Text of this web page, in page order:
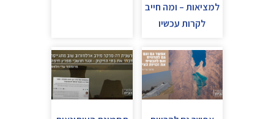
למציאות – ומה חייב
לקרות עכשיו